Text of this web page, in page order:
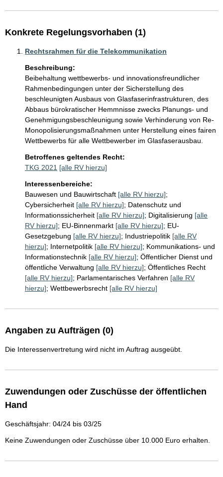
Konkrete Regelungsvorhaben (1)
Rechtsrahmen für die Telekommunikation
Beschreibung:
Beibehaltung wettbewerbs- und innovationsfreundlicher
Rahmenbedingungen unter der Sicherstellung des
beschleunigten Ausbaus von Glasfaserinfrastrukturen, des
Abbaus bürokratischer Hemmnisse zwecks Planungs- und
Genehmigungsbeschleunigung sowie Verhinderung von Re-
Monopolisierungsmaßnahmen unter Herstellung eines fairen
Wettbewerbs für alle Wettbewerber im Glasfaserausbau.
Betroffenes geltendes Recht:
TKG 2021 [alle RV hierzu]
Interessenbereiche:
Bauwesen und Bauwirtschaft [alle RV hierzu];
Cybersicherheit [alle RV hierzu]; Datenschutz und
Informationssicherheit [alle RV hierzu]; Digitalisierung [alle
RV hierzu]; EU-Binnenmarkt [alle RV hierzu]; EU-
Gesetzgebung [alle RV hierzu]; Industriepolitik [alle RV
hierzu]; Internetpolitik [alle RV hierzu]; Kommunikations- und
Informationstechnik [alle RV hierzu]; Öffentlicher Dienst und
öffentliche Verwaltung [alle RV hierzu]; Öffentliches Recht
[alle RV hierzu]; Parlamentarisches Verfahren [alle RV
hierzu]; Wettbewerbsrecht [alle RV hierzu]
Angaben zu Aufträgen (0)
Die Interessenvertretung wird nicht im Auftrag ausgeübt.
Zuwendungen oder Zuschüsse der öffentlichen
Hand
Geschäftsjahr: 04/24 bis 03/25
Keine Zuwendungen oder Zuschüsse über 10.000 Euro erhalten.